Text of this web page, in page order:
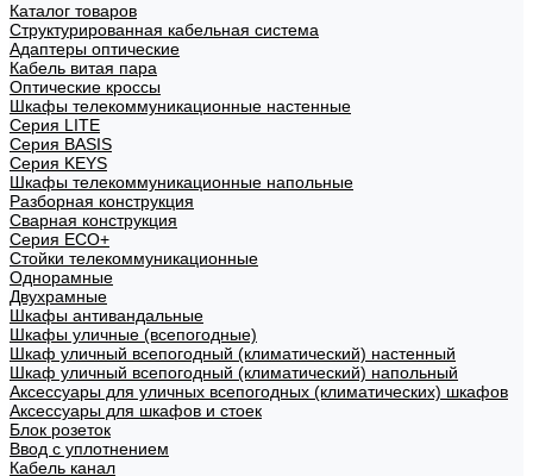
Каталог товаров
Структурированная кабельная система
Адаптеры оптические
Кабель витая пара
Оптические кроссы
Шкафы телекоммуникационные настенные
Cерия LITE
Cерия BASIS
Cерия KEYS
Шкафы телекоммуникационные напольные
Разборная конструкция
Сварная конструкция
Серия ECO+
Стойки телекоммуникационные
Однорамные
Двухрамные
Шкафы антивандальные
Шкафы уличные (всепогодные)
Шкаф уличный всепогодный (климатический) настенный
Шкаф уличный всепогодный (климатический) напольный
Аксессуары для уличных всепогодных (климатических) шкафов
Аксессуары для шкафов и стоек
Блок розеток
Ввод с уплотнением
Кабель канал